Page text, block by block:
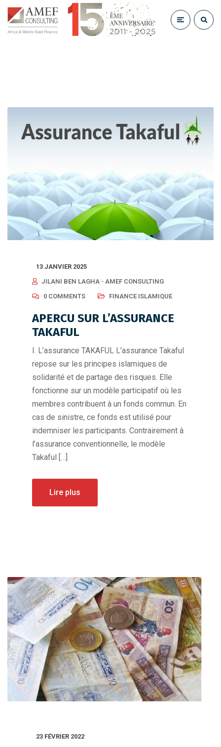
13 JANVIER 2025
JILANI BEN LAGHA - AMEF CONSULTING
0 COMMENTS
FINANCE ISLAMIQUE
APERCU SUR L’ASSURANCE
TAKAFUL
I. L’assurance TAKAFUL L’assurance Takaful
repose sur les principes islamiques de
solidarité et de partage des risques. Elle
fonctionne sur un modèle participatif où les
membres contribuent à un fonds commun. En
cas de sinistre, ce fonds est utilisé pour
indemniser les participants. Contrairement à
l’assurance conventionnelle, le modèle
Takaful […]
Lire plus
23 FÉVRIER 2022